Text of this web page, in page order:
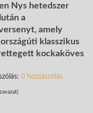
Nys hetedszer
a
amely
klasszikus
kockaköves
0 hozzászólás